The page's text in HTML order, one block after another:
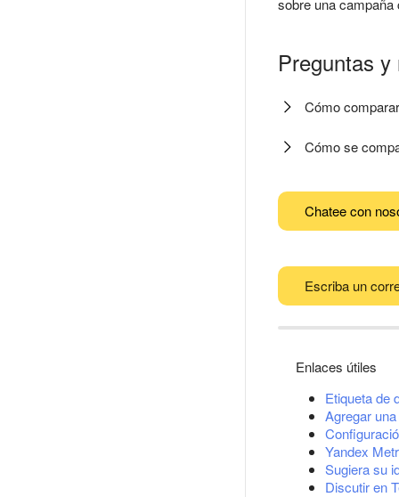
sobre una
Preguntas
Cómo
Cómo se
Chatee con
Escriba un
Enlaces útiles
Etiqueta de
Agregar
Yandex
Sugiera su
Discutir en